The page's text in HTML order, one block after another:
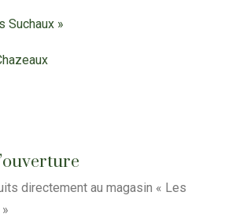
Suchaux »
directement au magasin « Les